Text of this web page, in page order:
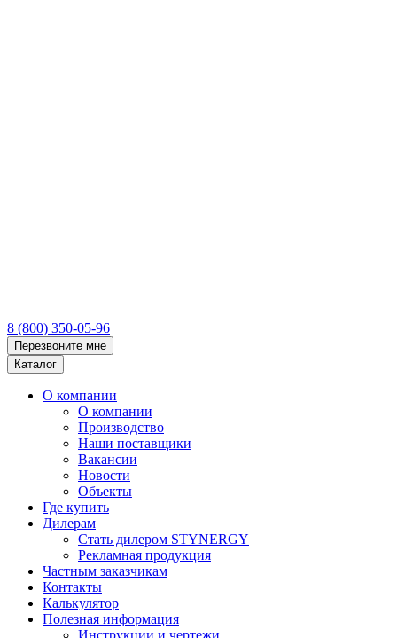
8 (800) 350-05-96
Перезвоните мне
Каталог
О компании
О компании
Производство
Наши поставщики
Вакансии
Новости
Объекты
Где купить
Дилерам
Стать дилером STYNERGY
Рекламная продукция
Частным заказчикам
Контакты
Калькулятор
Полезная информация
Инструкции и чертежи